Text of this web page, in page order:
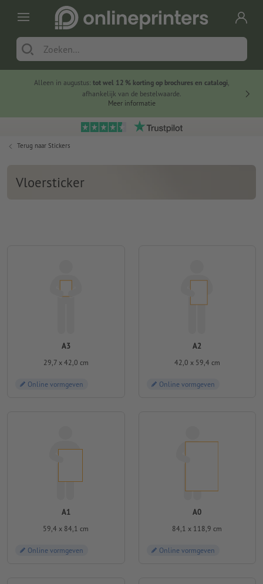
Alleen in augustus: tot wel 12 % korting op brochures en catalogi,
afhankelijk van de bestelwaarde.
Meer informatie
Terug naar Stickers
Vloersticker
A3
29,7 x 42,0 cm
Online vormgeven
A2
42,0 x 59,4 cm
Online vormgeven
A1
59,4 x 84,1 cm
Online vormgeven
A0
84,1 x 118,9 cm
Online vormgeven